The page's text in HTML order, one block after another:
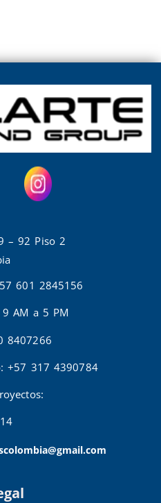
– 92 Piso 2
601 2845156
AM a 5 PM
8407266
+57 317 4390784